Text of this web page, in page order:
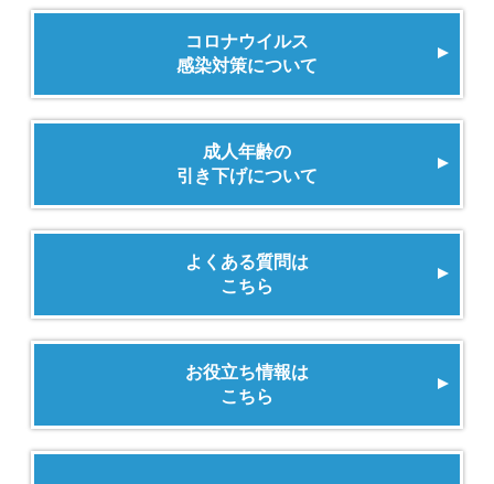
コロナウイルス
感染対策について
成人年齢の
引き下げについて
よくある質問は
こちら
お役立ち情報は
こちら